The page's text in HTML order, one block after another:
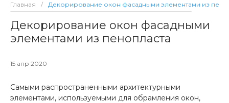
Главная / Декорирование окон фасадными элементами из
Декорирование окон фасадными
элементами из пенопласта
15 апр 2020
Самыми распространенными архитектурными
элементами, используемыми для обрамления окон,